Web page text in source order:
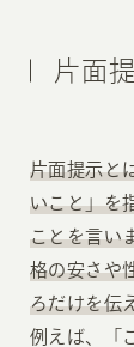
片面
片面提示と
いこと」を
ことを言い
格の安さや
ろだけを伝
例えば、「